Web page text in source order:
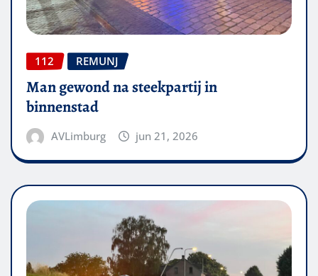
112 REMUNJ
Man gewond na steekpartij in
binnenstad
AVLimburg jun 21, 2026